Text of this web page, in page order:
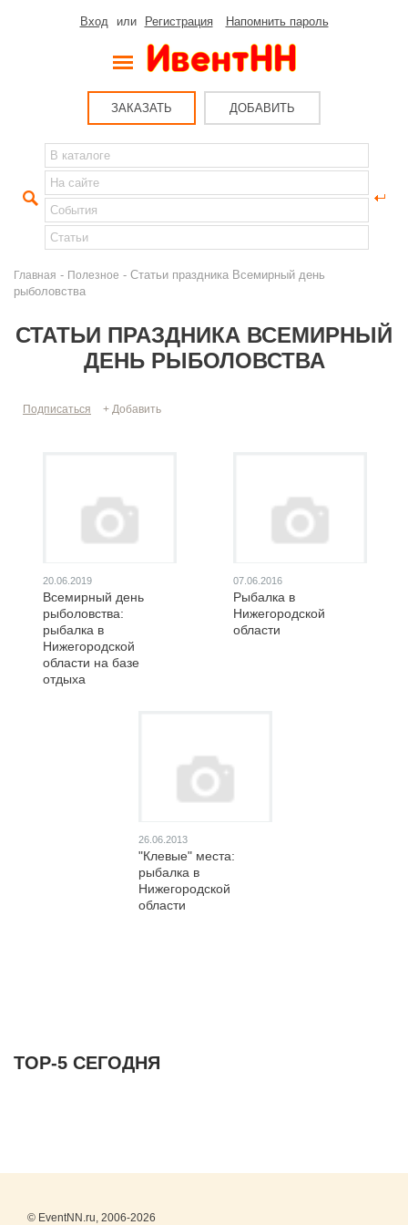
Вход или Регистрация Напомнить пароль
ЗАКАЗАТЬ ДОБАВИТЬ
Главная - Полезное - Статьи праздника Всемирный день
рыболовства
СТАТЬИ ПРАЗДНИКА ВСЕМИРНЫЙ
ДЕНЬ РЫБОЛОВСТВА
Подписаться + Добавить
20.06.2019
Всемирный день
рыболовства:
рыбалка в
Нижегородской
области на базе
отдыха
07.06.2016
Рыбалка в
Нижегородской
области
26.06.2013
"Клевые" места:
рыбалка в
Нижегородской
области
ТОР-5 СЕГОДНЯ
© EventNN.ru, 2006-2026